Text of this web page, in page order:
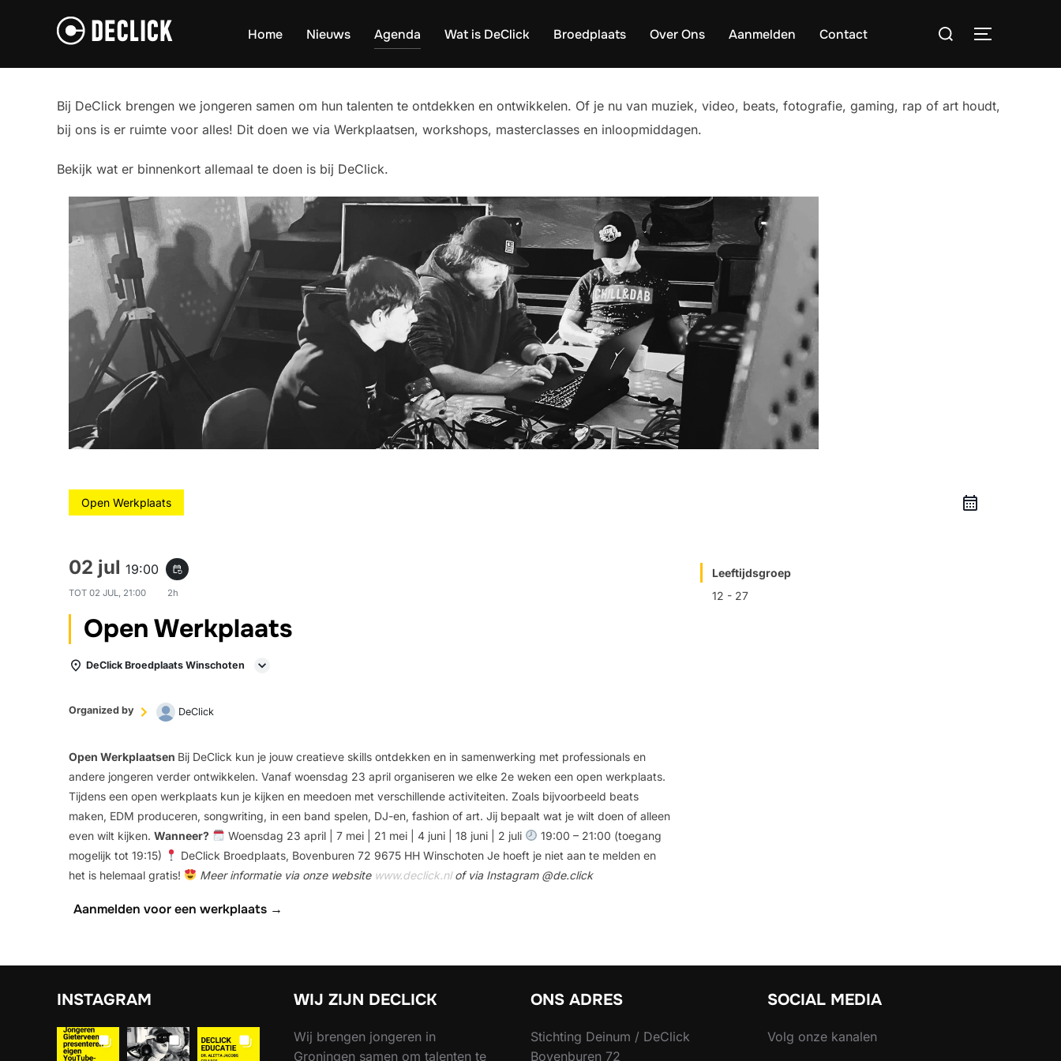
Home Nieuws Agenda Wat is DeClick Broedplaats Over Ons Aanmelden Contact
Zoek
TOGGLE
Bij DeClick brengen we jongeren samen om hun talenten te ontdekken en ontwikkelen. Of je nu van muziek, video, beats, fotografie, gaming, rap of art houdt,
bij ons is er ruimte voor alles! Dit doen we via Werkplaatsen, workshops, masterclasses en inloopmiddagen.
Bekijk wat er binnenkort allemaal te doen is bij DeClick.
Open Werkplaats
02 jul 19:00 event_repeat
TOT 02 JUL, 21:00 2h
Open Werkplaats
DeClick Broedplaats Winschoten
Organized by DeClick
Open Werkplaatsen Bij DeClick kun je jouw creatieve skills ontdekken en in samenwerking met professionals en
andere jongeren verder ontwikkelen. Vanaf woensdag 23 april organiseren we elke 2e weken een open werkplaats.
Tijdens een open werkplaats kun je kijken en meedoen met verschillende activiteiten. Zoals bijvoorbeeld beats
maken, EDM produceren, songwriting, in een band spelen, DJ-en, fashion of art. Jij bepaalt wat je wilt doen of alleen
even wilt kijken. Wanneer? Woensdag 23 april | 7 mei | 21 mei | 4 juni | 18 juni | 2 juli
19:00 – 21:00 (toegang
mogelijk tot 19:15)
DeClick Broedplaats, Bovenburen 72 9675 HH Winschoten Je hoeft je niet aan te melden en
het is helemaal gratis!
Meer informatie via onze website www.declick.nl of via Instagram @de.click
Leeftijdsgroep
12 - 27
Aanmelden voor een werkplaats →
INSTAGRAM WIJ ZIJN DECLICK
Wij brengen jongeren in
Groningen samen om talenten te
ONS ADRES
Stichting Deinum / DeClick
Bovenburen 72
SOCIAL MEDIA
Volg onze kanalen